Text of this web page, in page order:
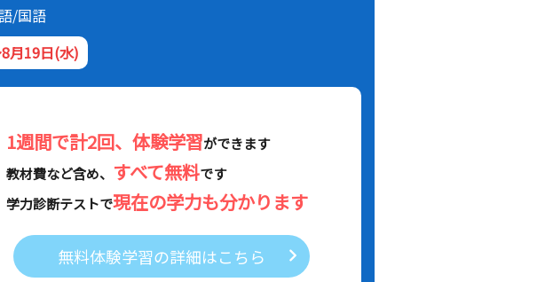
/国語
月19日(水)
1週間で計2回、体験学習ができます
教材費など含め、 すべて無料です
学力診断テストで現在の学力も分かります
無料体験学習の詳細はこちら